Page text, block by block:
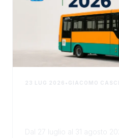
23 LUG 2026 • GIACOMO
Dal 27 luglio al 31 agosto